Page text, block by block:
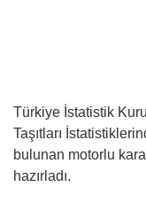
Türkiye İstatistik
Taşıtları
bulunan motorlu
hazırladı.